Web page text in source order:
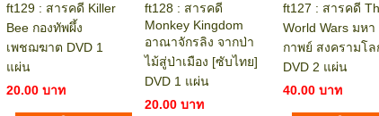
ft129 : สารคดี Killer
Bee กองทัพผึ้ง
เพชฌฆาต DVD 1
แผ่น
20.00 บาท
ft128 : สารคดี
Monkey Kingdom
อาณาจักรลิง จากป่า
ไม้สู่ป่าเมือง [ซับไทย]
DVD 1 แผ่น
20.00 บาท
ft127 : สารคดี
World Wars มหา
กาพย์ สงครามโล
DVD 2 แผ่น
40.00 บาท